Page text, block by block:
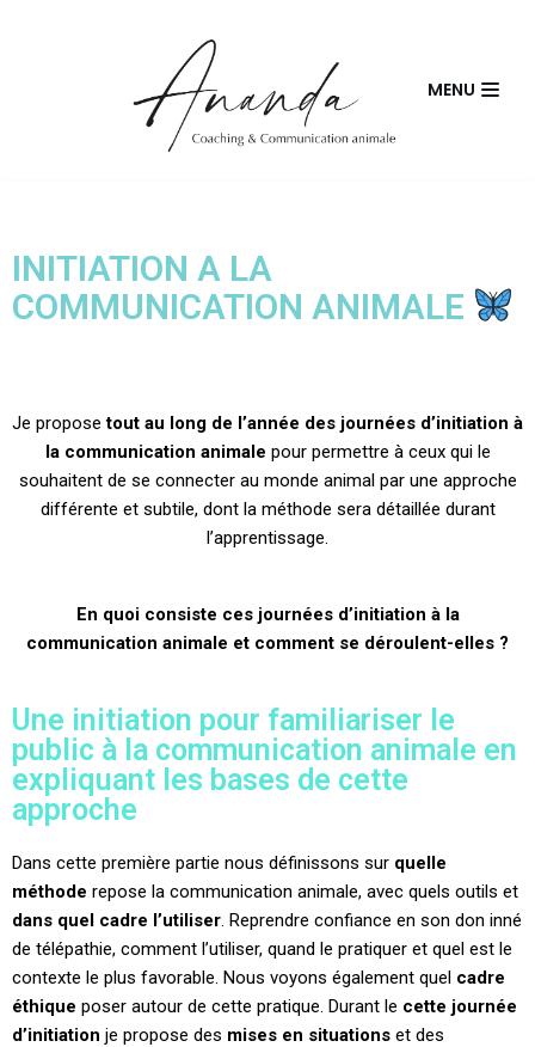
MENU
INITIATION A LA
COMMUNICATION ANIMALE
Je proposetout au long de l’année des journées d’initiation à
la communication animale pour permettre à ceux qui le
souhaitent de se connecter au monde animal par une approche
différente et subtile, dont la méthode sera détaillée durant
l’apprentissage.
En quoi consiste ces journées d’initiation à la
communication animale et comment se déroulent-elles ?
Une initiation pour familiariser le
public à la communication animale en
expliquant les bases de cette
approche
Dans cette première partie nous définissons sur quelle
méthode repose la communication animale, avec quels outils et
dans quel cadre l’utiliser. Reprendre confiance en son don inné
de télépathie, comment l’utiliser, quand le pratiquer et quel est le
contexte le plus favorable. Nous voyons également quel cadre
éthique poser autour de cette pratique. Durant le cette journée
d’initiation je propose des mises en situations et des